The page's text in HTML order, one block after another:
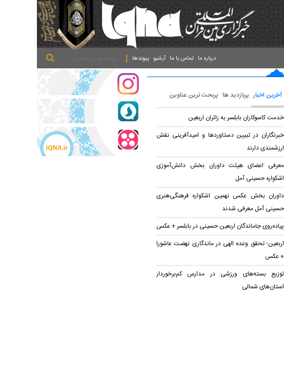
پیوندها آرشیو تماس با ما درباره ما
آخرین اخبار پربازدید ها پربحث ترین عناوین
خدمت کاسوکاران بابلسر به زائران اربعین
خبرنگاران در تبیین دستاوردها و امیدآفرینی نقش
ارزشمندی دارند
معرفی اعضای هیئت داوران بخش دانش‌آموزی
اشکواره حسینی آمل
داوران بخش عکس نهمین اشکواره فرهنگی‌هنری
حسینی آمل معرفی شدند
پیاده‌روی جاماندگان اربعین حسینی در بابلسر + عکس
اربعین؛ تحقق وعده الهی در ماندگاری نهضت عاشورا
+ عکس
توزیع بسته‌های ورزشی در مدارس کم‌برخوردار
استان‌های شمالی